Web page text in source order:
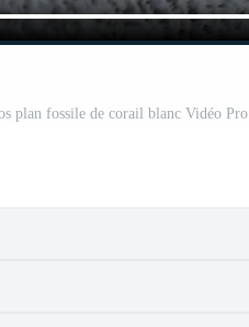
plan fossile de corail blanc Vidéo Pro